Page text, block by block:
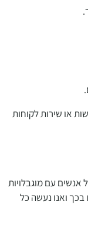
או שירות לקוחות
אנשים עם מוגבלויות
ואנו נעשה כל